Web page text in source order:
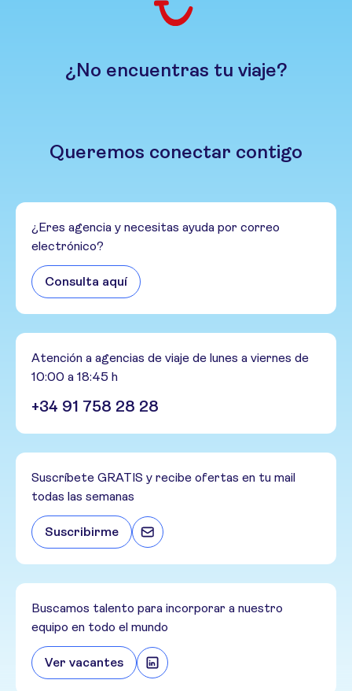
¿No encuentras tu viaje?
Queremos conectar contigo
¿Eres agencia y necesitas ayuda por correo
electrónico?
Consulta aquí
Atención a agencias de viaje de lunes a viernes de
10:00 a 18:45 h
+34 91 758 28 28
Suscríbete GRATIS y recibe ofertas en tu mail
todas las semanas
Suscribirme
Buscamos talento para incorporar a nuestro
equipo en todo el mundo
Ver vacantes